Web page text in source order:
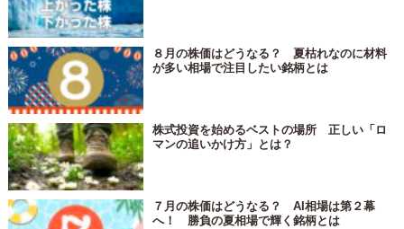
８月の株価はどうなる？ 夏枯れなのに材料
が多い相場で注目したい銘柄とは
株式投資を始めるベストの場所 正しい「ロ
マンの追いかけ方」とは？
７月の株価はどうなる？ AI相場は第２幕
へ！ 勝負の夏相場で輝く銘柄とは